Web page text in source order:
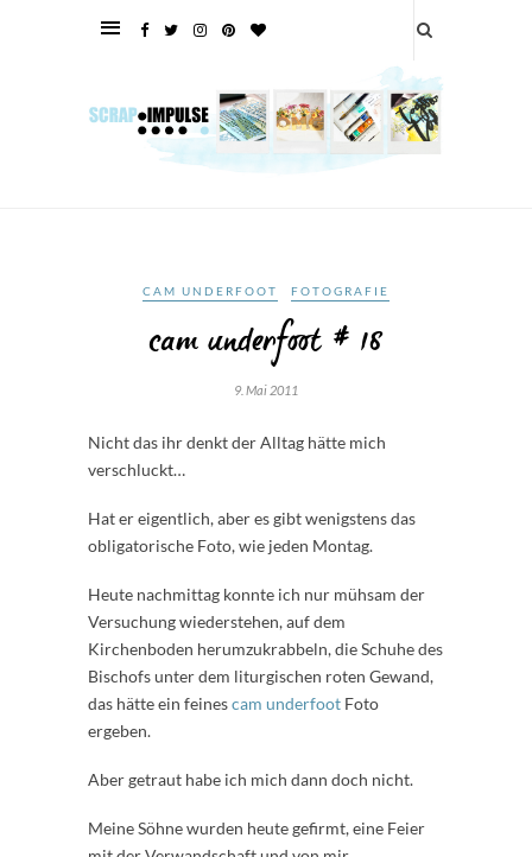
CAM UNDERFOOT FOTOGRAFIE
cam underfoot # 18
9. Mai 2011
Nicht das ihr denkt der Alltag hätte mich
verschluckt…
Hat er eigentlich, aber es gibt wenigstens das
obligatorische Foto, wie jeden Montag.
Heute nachmittag konnte ich nur mühsam der
Versuchung wiederstehen, auf dem
Kirchenboden herumzukrabbeln, die Schuhe des
Bischofs unter dem liturgischen roten Gewand,
das hätte ein feinescam underfoot Foto
ergeben.
Aber getraut habe ich mich dann doch nicht.
Meine Söhne wurden heute gefirmt, eine Feier